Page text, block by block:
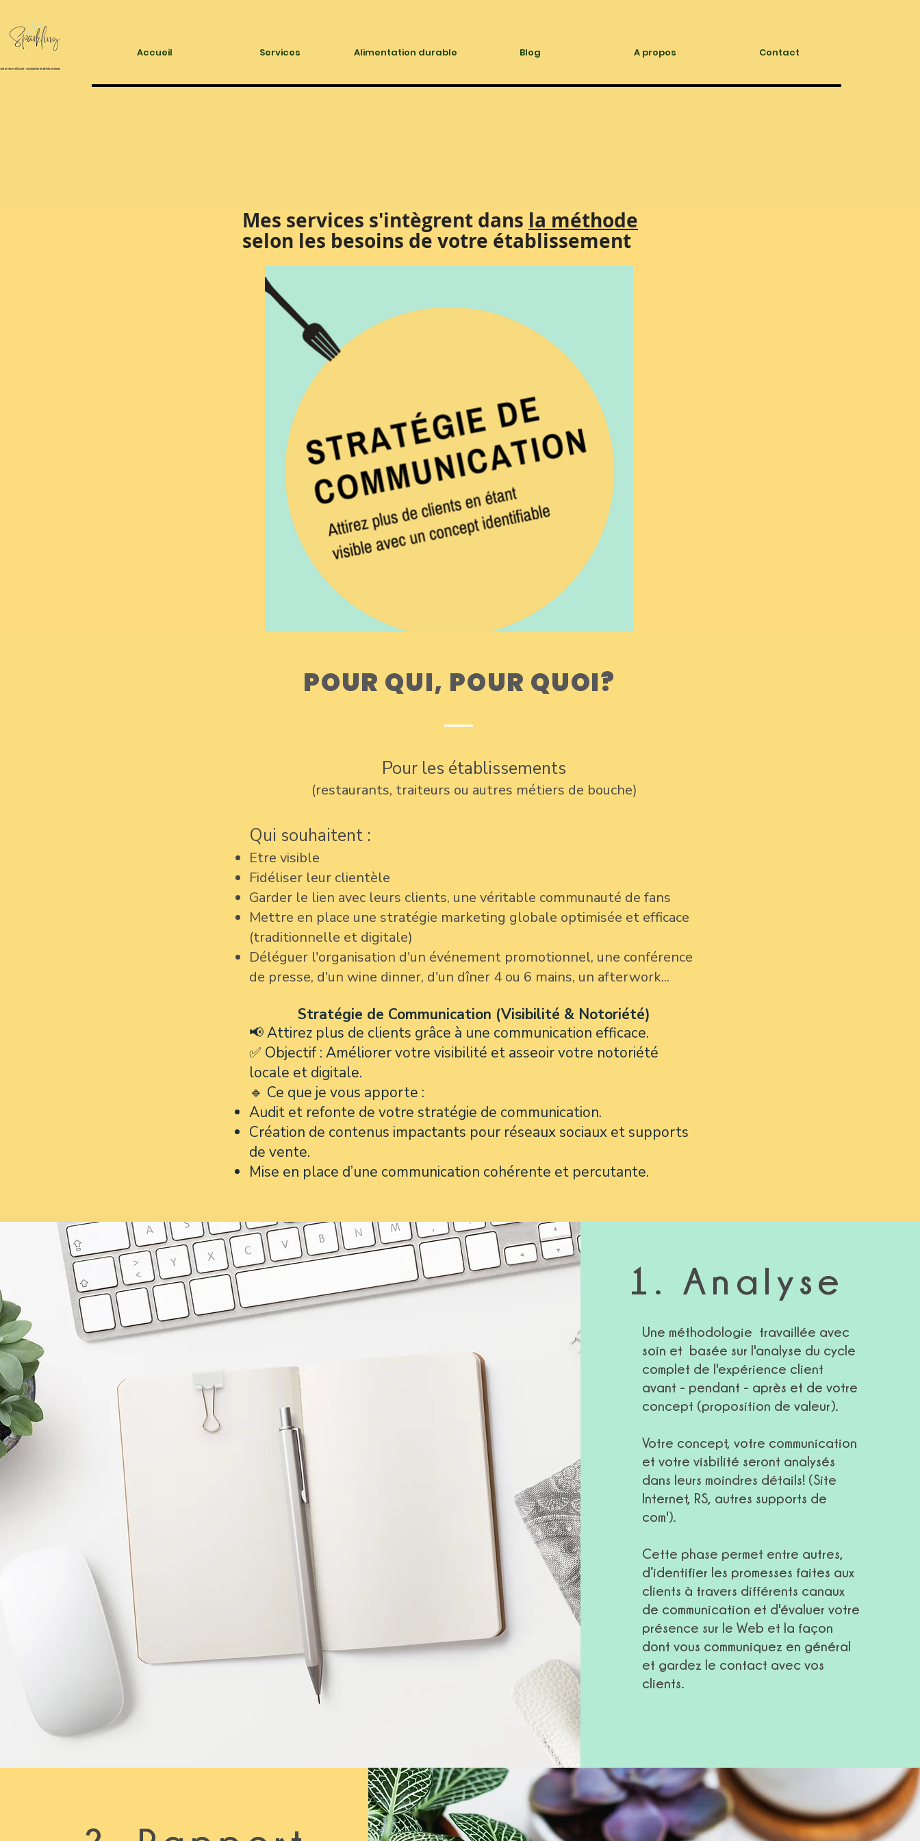
Accueil Services Alimentation durable Blog A propos Contact
Mes services s'intègrent dans la méthode
selon les besoins de votre établissement
POUR QUI, POUR QUOI?
POUR QUI, POUR QUOI?
POUR QUI, POUR QUOI?
Pour les établissements
(restaurants, traiteurs ou autres métiers de bouche)
Qui souhaitent :
Etre visible
Fidéliser leur clientèle
Garder le lien avec leurs clients, une véritable communauté de fans
Mettre en place une stratégie marketing globale optimisée et efficace
(traditionnelle et digitale)
Déléguer l'organisation d'un événement promotionnel, une conférence
de presse, d'un wine dinner, d'un dîner 4 ou 6 mains, un afterwork...
Stratégie de Communication (Visibilité & Notoriété)
📢 Attirez plus de clients grâce à une communication efficace.
✅ Objectif : Améliorer votre visibilité et asseoir votre notoriété
locale et digitale.
🔹 Ce que je vous apporte :
Audit et refonte de votre stratégie de communication.
Création de contenus impactants pour réseaux sociaux et supports
de vente.
Mise en place d’une communication cohérente et percutante.
1. Analyse
Une méthodologie travaillée avec
soin et basée sur l'analyse du cycle
complet de l'expérience client
avant - pendant - après et de votre
concept (proposition de valeur).
Votre concept, votre communication
et votre visbilité seront analysés
dans leurs moindres détails! (Site
Internet, RS, autres supports de
com').
Cette phase permet entre autres,
d’identifier les promesses faites aux
clients à travers différents canaux
de communication et d'évaluer votre
présence sur le Web et la façon
dont vous communiquez en général
et gardez le contact avec vos
clients.